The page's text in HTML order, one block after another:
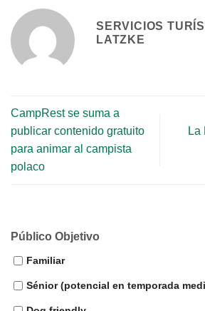
SERVICIOS
LATZKE
CampRest se suma a
publicar contenido gratuito
para animar al campista
polaco
La
Público Objetivo
Familiar
Sénior (potencial en temporada